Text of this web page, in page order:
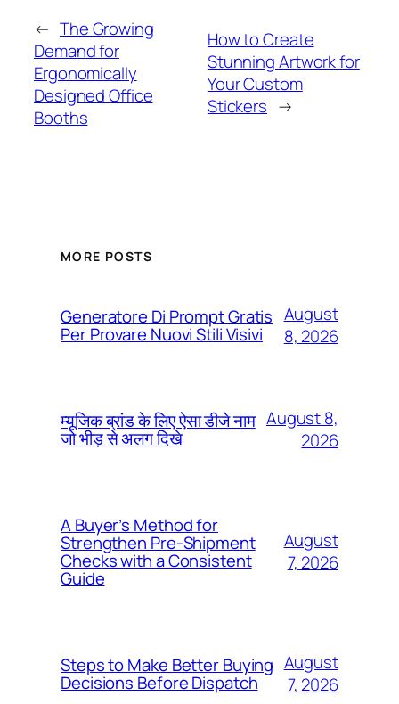
← The Growing
Demand for
Ergonomically
Designed Office
Booths
How to Create
Stunning Artwork for
Your Custom
Stickers →
MORE POSTS
Generatore Di Prompt Gratis
Per Provare Nuovi Stili Visivi
August
8, 2026
म्यूजिक ब्रांड के लिए ऐसा डीजे नाम
जो भीड़ से अलग दिखे
August 8,
2026
A Buyer’s Method for
Strengthen Pre-Shipment
Checks with a Consistent
Guide
August
7, 2026
Steps to Make Better Buying
Decisions Before Dispatch
August
7, 2026